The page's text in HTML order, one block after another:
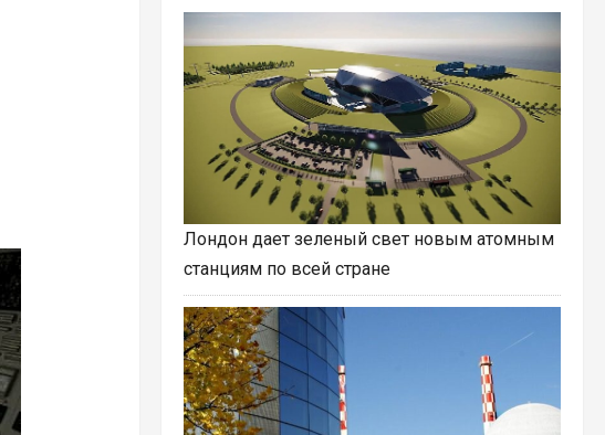
Лондон дает зеленый свет новым атомным
станциям по всей стране